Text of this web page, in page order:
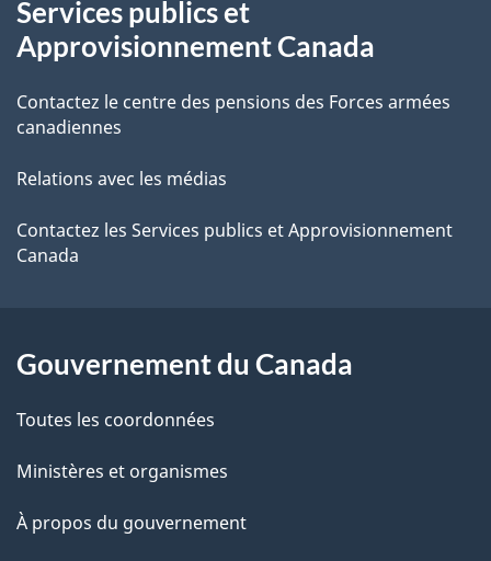
d
e
l
a
p
e
r
e
r
é
t
o
a
i
o
s
u
propos
de
ce
site
Services publics et
Approvisionnement Canada
Contactez le centre des pensions des Forces armées
canadiennes
Relations avec les médias
Contactez les Services publics et Approvisionnement
Canada
Gouvernement du Canada
Toutes les coordonnées
Ministères et organismes
À propos du gouvernement